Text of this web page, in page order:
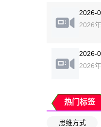
2026-
2026
2026-
2026
热门标签
思维方式